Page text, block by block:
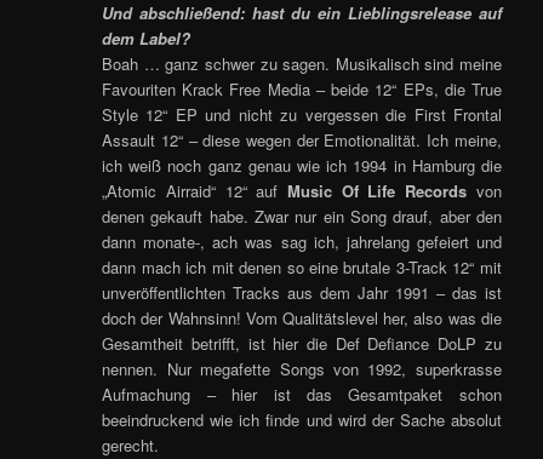
Und abschließend: hast du ein Lieblingsrelease auf
dem Label?
Boah … ganz schwer zu sagen. Musikalisch sind meine
Favouriten Krack Free Media – beide 12“ EPs, die True
Style 12“ EP und nicht zu vergessen die First Frontal
Assault 12“ – diese wegen der Emotionalität. Ich meine,
ich weiß noch ganz genau wie ich 1994 in Hamburg die
„Atomic Airraid“ 12“ auf Music Of Life Records von
denen gekauft habe. Zwar nur ein Song drauf, aber den
dann monate-, ach was sag ich, jahrelang gefeiert und
dann mach ich mit denen so eine brutale 3-Track 12“ mit
unveröffentlichten Tracks aus dem Jahr 1991 – das ist
doch der Wahnsinn! Vom Qualitätslevel her, also was die
Gesamtheit betrifft, ist hier die Def Defiance DoLP zu
nennen. Nur megafette Songs von 1992, superkrasse
Aufmachung – hier ist das Gesamtpaket schon
beeindruckend wie ich finde und wird der Sache absolut
gerecht.